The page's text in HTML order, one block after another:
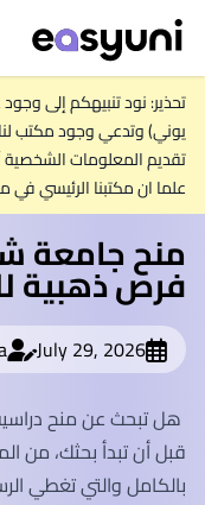
تحذير: نود تنبيهكم إلى وجود
يوني) وتدعي وجود مكتب لنا
تقديم المعلومات الشخصية أو
علما ان مكتبنا الرئيسي في
فرص ذهبية
July 29, 2026
هل تبحث عن منح دراسية
قبل أن تبدأ بحثك، من
بالكامل والتي تغطي